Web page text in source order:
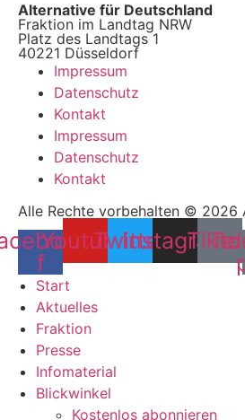
Alternative für Deutschland
Fraktion im Landtag NRW
Platz des Landtags 1
40221 Düsseldorf
Impressum
Datenschutz
Kontakt
Impressum
Datenschutz
Kontakt
Alle Rechte vorbehalten © 2026
f
YoutubeTwitter
Instagram
Start
Aktuelles
Fraktion
Presse
Infomaterial
Blickwinkel
Kostenlos abonnieren